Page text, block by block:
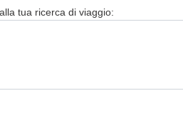
tua ricerca di viaggio: